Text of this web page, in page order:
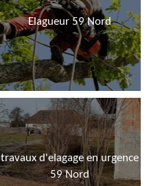
Elagueur 59 Nord
travaux d'elagage en urgence
59 Nord